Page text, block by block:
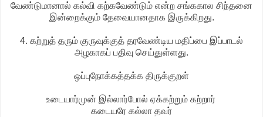
வேண்டுமானால் கல்வி கற்கவேண்டும் என்ற சங்ககால சிந்தனை
இன்றைக்கும் தேவையானதாக இருக்கிறது.
4. கற்றுத் தரும் குருவுக்குத் தரவேண்டிய மதிப்பை இப்பாடல்
அழகாகப் பதிவு செய்துள்ளது.
ஒப்புநோக்கத்தக்க திருக்குறள்
உடையார்முன் இல்லார்போல் ஏக்கற்றும் கற்றார்
கடையரே கல்லா தவர்